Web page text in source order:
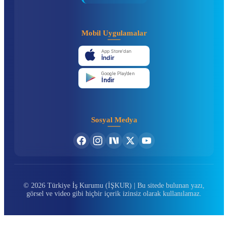
Mobil Uygulamalar
App Store'dan
İndir
Google Play'den
İndir
Sosyal Medya
© 2026 Türkiye İş Kurumu (İŞKUR) | Bu sitede bulunan yazı,
görsel ve video gibi hiçbir içerik izinsiz olarak kullanılamaz.